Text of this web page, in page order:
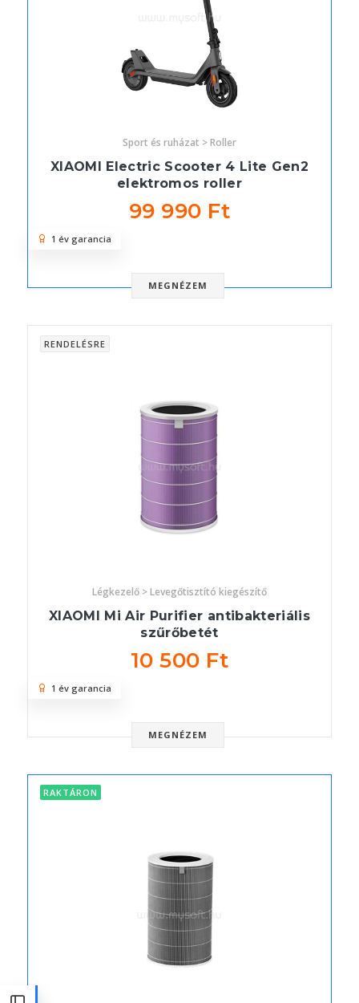
Sport és ruházat > Roller
XIAOMI Electric Scooter 4 Lite Gen2
elektromos roller
99 990 Ft
MEGNÉZEM
1 év garancia
RENDELÉSRE
Légkezelő > Levegőtisztító kiegészítő
XIAOMI Mi Air Purifier antibakteriális
szűrőbetét
10 500 Ft
MEGNÉZEM
1 év garancia
RAKTÁRON